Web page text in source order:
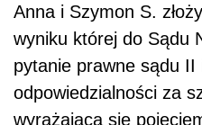
Anna i Szymon S.
wyniku której do Sądu
pytanie prawne sądu
odpowiedzialności za
wyrażającą się